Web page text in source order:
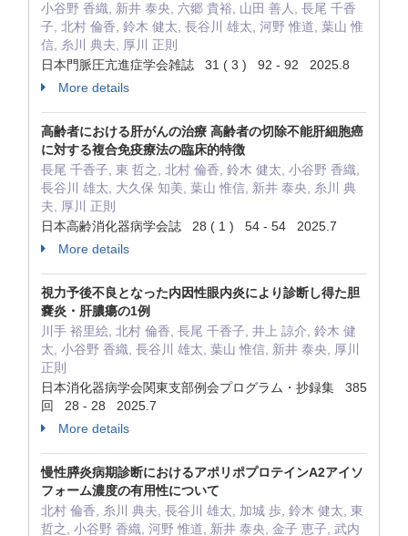
小谷野 香織, 新井 泰央, 六郷 貴裕, 山田 善人, 長尾 千香
子, 北村 倫香, 鈴木 健太, 長谷川 雄太, 河野 惟道, 葉山 惟
信, 糸川 典夫, 厚川 正則
日本門脈圧亢進症学会雑誌 31 ( 3 ) 92 - 92 2025.8
More details
高齢者における肝がんの治療 高齢者の切除不能肝細胞癌
に対する複合免疫療法の臨床的特徴
長尾 千香子, 東 哲之, 北村 倫香, 鈴木 健太, 小谷野 香織,
長谷川 雄太, 大久保 知美, 葉山 惟信, 新井 泰央, 糸川 典
夫, 厚川 正則
日本高齢消化器病学会誌 28 ( 1 ) 54 - 54 2025.7
More details
視力予後不良となった内因性眼内炎により診断し得た胆
嚢炎・肝膿瘍の1例
川手 裕里絵, 北村 倫香, 長尾 千香子, 井上 諒介, 鈴木 健
太, 小谷野 香織, 長谷川 雄太, 葉山 惟信, 新井 泰央, 厚川
正則
日本消化器病学会関東支部例会プログラム・抄録集 385
回 28 - 28 2025.7
More details
慢性膵炎病期診断におけるアポリポプロテインA2アイソ
フォーム濃度の有用性について
北村 倫香, 糸川 典夫, 長谷川 雄太, 加城 歩, 鈴木 健太, 東
哲之, 小谷野 香織, 河野 惟道, 新井 泰央, 金子 恵子, 武内